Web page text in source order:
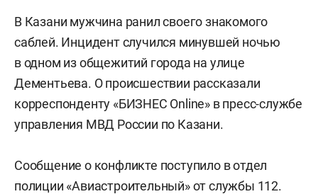
В Казани мужчина ранил своего знакомого
саблей. Инцидент случился минувшей ночью
в одном из общежитий города на улице
Дементьева. О происшествии рассказали
корреспонденту «БИЗНЕС Online» в пресс-службе
управления МВД России по Казани.
Сообщение о конфликте поступило в отдел
полиции «Авиастроительный» от службы 112.